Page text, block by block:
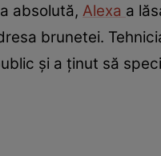
absolută, Alexa a
brunetei.
și a ținut să